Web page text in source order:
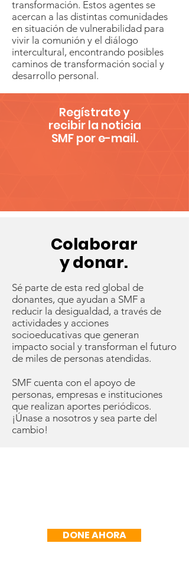
transformación. Estos agentes se
acercan a las distintas comunidades
en situación de vulnerabilidad para
vivir la comunión y el diálogo
intercultural, encontrando posibles
caminos de transformación social y
desarrollo personal.
Regístrate y
recibir la noticia
SMF por e-mail.
Colaborar
y donar.
Sé parte de esta red global de
donantes, que ayudan a SMF a
reducir la desigualdad, a través de
actividades y acciones
socioeducativas que generan
impacto social y transforman el futuro
de miles de personas atendidas.
SMF cuenta con el apoyo de
personas, empresas e instituciones
que realizan aportes periódicos.
¡Únase a nosotros y sea parte del
cambio!
DONE AHORA